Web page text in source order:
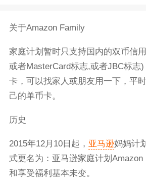
关于Amazon Family
家庭计划暂时只支持国内的双币信
或者MasterCard标志,或者JBC标志
卡，可以找家人或朋友用一下，平
己的单币卡。
历史
2015年12月10日起， 亚马逊妈妈计
式更名为：亚马逊家庭计划
和享受福利基本未变。